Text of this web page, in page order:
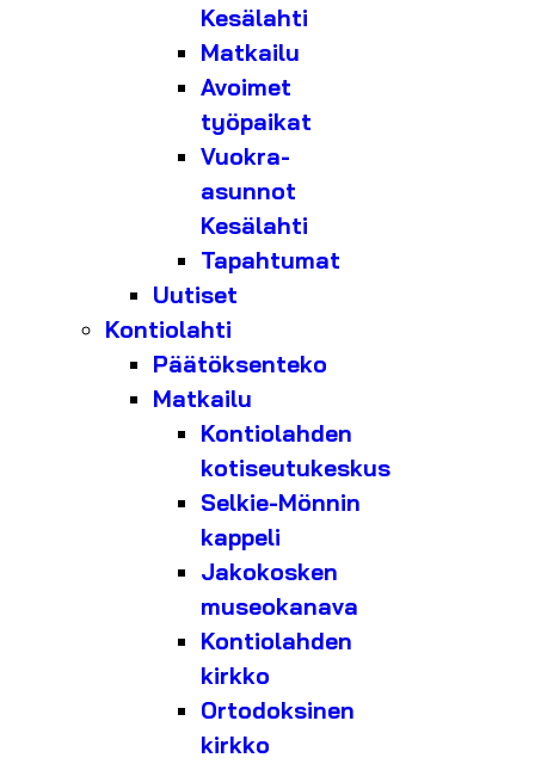
Kesälahti
Matkailu
Avoimet
työpaikat
Vuokra-
asunnot
Kesälahti
Tapahtumat
Uutiset
Kontiolahti
Päätöksenteko
Matkailu
Kontiolahden
kotiseutukeskus
Selkie-Mönnin
kappeli
Jakokosken
museokanava
Kontiolahden
kirkko
Ortodoksinen
kirkko